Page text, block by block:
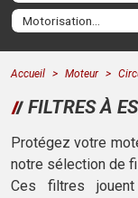
Accueil Moteur
FILTRES À
Protégez votre
notre sélection de
Ces filtres